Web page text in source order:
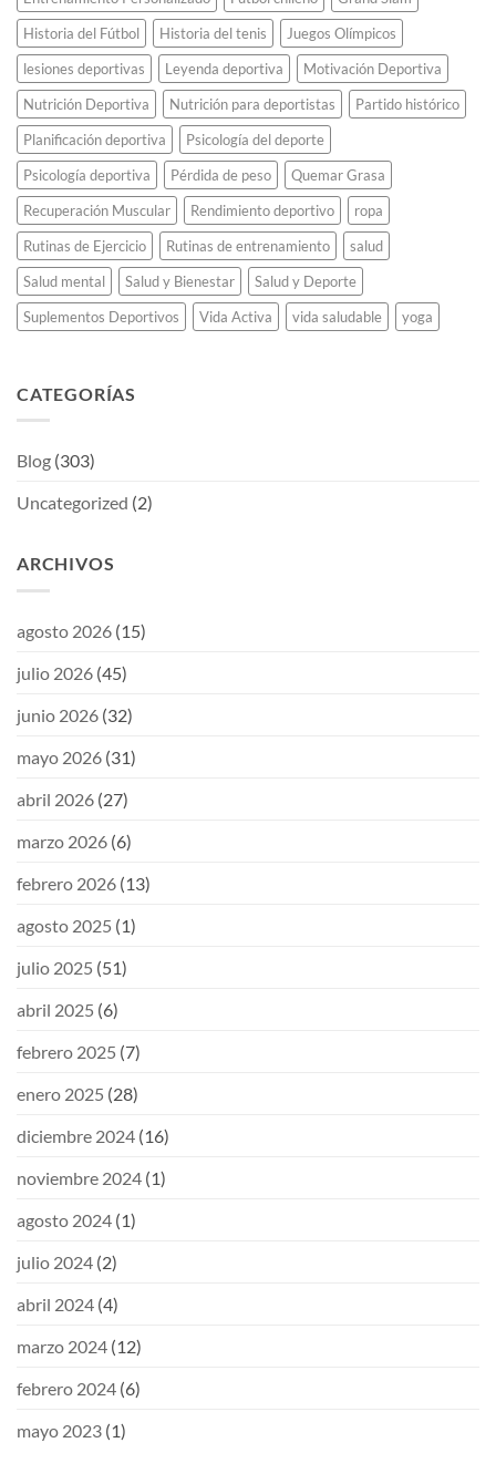
siempre.
Historia del Fútbol
Historia del tenis
Juegos Olímpicos
lesiones deportivas
Leyenda deportiva
Motivación Deportiva
Nutrición Deportiva
Nutrición para deportistas
Partido histórico
Planificación deportiva
Psicología del deporte
Psicología deportiva
Pérdida de peso
Quemar Grasa
Recuperación Muscular
Rendimiento deportivo
ropa
Rutinas de Ejercicio
Rutinas de entrenamiento
salud
Salud mental
Salud y Bienestar
Salud y Deporte
Suplementos Deportivos
Vida Activa vida saludable yoga
CATEGORÍAS
Blog (303)
Uncategorized (2)
ARCHIVOS
agosto 2026 (15)
julio 2026 (45)
junio 2026 (32)
mayo 2026 (31)
abril 2026 (27)
marzo 2026 (6)
febrero 2026 (13)
agosto 2025 (1)
julio 2025 (51)
abril 2025 (6)
febrero 2025 (7)
enero 2025 (28)
diciembre 2024 (16)
noviembre 2024 (1)
agosto 2024 (1)
julio 2024 (2)
abril 2024 (4)
marzo 2024 (12)
febrero 2024 (6)
mayo 2023 (1)